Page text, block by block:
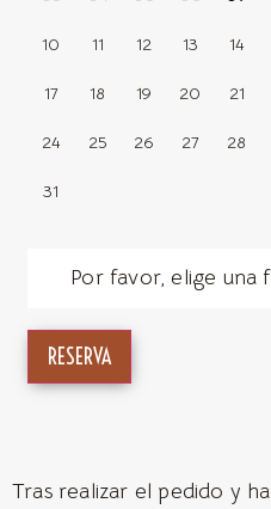
10 11 12 13 14
17 18 19 20 21
24 25 26 27 28
31
Por favor, elige una
RESERVA
Tras realizar el pedido y